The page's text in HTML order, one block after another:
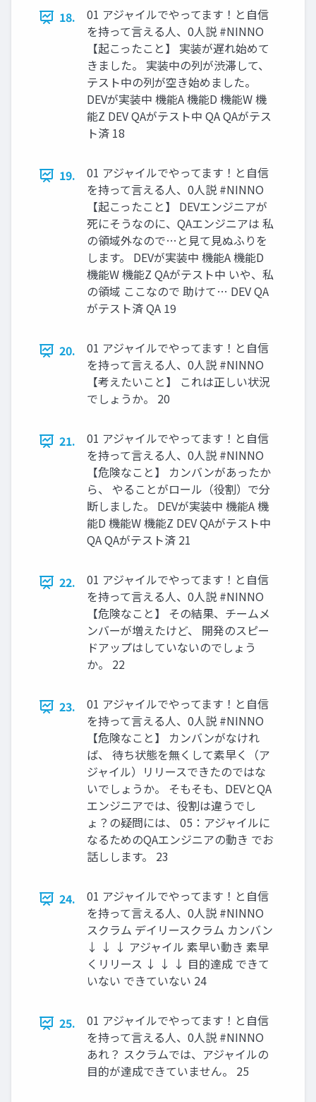
18.
01 アジャイルでやってます！と自信
を持って言える人、0人説 #NINNO
【起こったこと】 実装が遅れ始めて
きました。 実装中の列が渋滞して、
テスト中の列が空き始めました。
DEVが実装中 機能A 機能D 機能W 機
能Z DEV QAがテスト中 QA QAがテス
ト済 18
19.
01 アジャイルでやってます！と自信
を持って言える人、0人説 #NINNO
【起こったこと】 DEVエンジニアが
死にそうなのに、QAエンジニアは 私
の領域外なので…と見て見ぬふりを
します。 DEVが実装中 機能A 機能D
機能W 機能Z QAがテスト中 いや、私
の領域 ここなので 助けて… DEV QA
がテスト済 QA 19
20.
01 アジャイルでやってます！と自信
を持って言える人、0人説 #NINNO
【考えたいこと】 これは正しい状況
でしょうか。 20
21.
01 アジャイルでやってます！と自信
を持って言える人、0人説 #NINNO
【危険なこと】 カンバンがあったか
ら、 やることがロール（役割）で分
断しました。 DEVが実装中 機能A 機
能D 機能W 機能Z DEV QAがテスト中
QA QAがテスト済 21
22.
01 アジャイルでやってます！と自信
を持って言える人、0人説 #NINNO
【危険なこと】 その結果、チームメ
ンバーが増えたけど、 開発のスピー
ドアップはしていないのでしょう
か。 22
23.
01 アジャイルでやってます！と自信
を持って言える人、0人説 #NINNO
【危険なこと】 カンバンがなけれ
ば、 待ち状態を無くして素早く（ア
ジャイル）リリースできたのではな
いでしょうか。 そもそも、DEVとQA
エンジニアでは、役割は違うでし
ょ？の疑問には、 05：アジャイルに
なるためのQAエンジニアの動き でお
話しします。 23
24.
01 アジャイルでやってます！と自信
を持って言える人、0人説 #NINNO
スクラム デイリースクラム カンバン
↓ ↓ ↓ アジャイル 素早い動き 素早
くリリース ↓ ↓ ↓ 目的達成 できて
いない できていない 24
25.
01 アジャイルでやってます！と自信
を持って言える人、0人説 #NINNO
あれ？ スクラムでは、アジャイルの
目的が達成できていません。 25